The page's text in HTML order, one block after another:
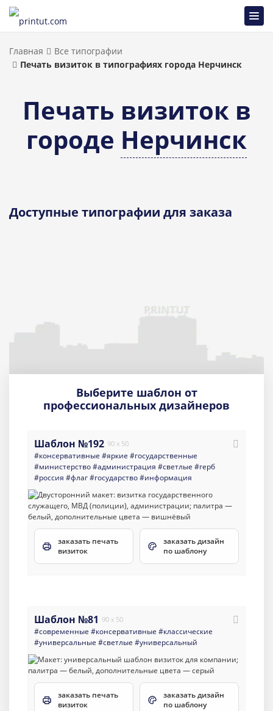
Главная
Все типографии
Печать визиток в типографиях города Нерчинск
Печать визиток в
городе Нерчинск
Доступные типографии для заказа
Выберите шаблон от
профессиональных дизайнеров
Шаблон №192 90 x 50
#консервативные #яркие #государственные
#министерство#администрация #светлые #герб
#россия #флаг#государство#информация
заказать печать
визиток
заказать дизайн
по шаблону
Шаблон №81 90 x 50
#современные #консервативные #классические
#универсальные #светлые #универсальный
заказать печать
визиток
заказать дизайн
по шаблону